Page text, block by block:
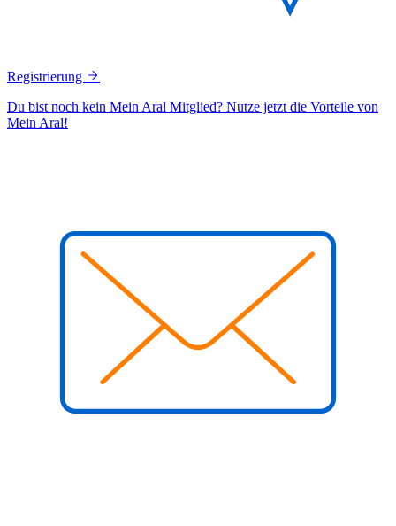
Registrierung
Du bist noch kein Mein Aral Mitglied? Nutze jetzt die Vorteile von
Mein Aral!